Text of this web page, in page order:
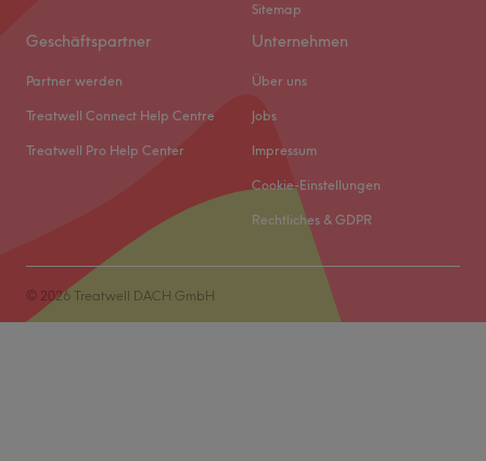
Sitemap
Geschäftspartner
Partner werden
Treatwell Connect Help Centre
Treatwell Pro Help Center
Unternehmen
Über uns
Jobs
Impressum
Cookie-Einstellungen
Rechtliches & GDPR
© 2026 Treatwell DACH GmbH